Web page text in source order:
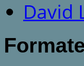
David